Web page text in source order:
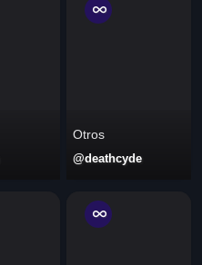
Otros
@deathcyde